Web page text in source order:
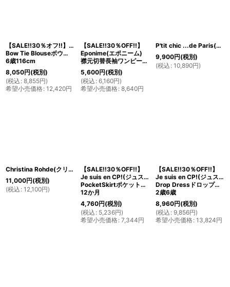
【SALE!!30％オフ!!】Hucklebones(ハックルボーンズ)
Bow Tie Blouseボウタイブラス(リバティプリント エリザズEliza's)
6歳116cm
8,050円(税別)
(税込 : 8,855円)
希望小売価格: 12,420円
【SALE!!30％OFF!!】
Eponime(エポニーム)
襟元切替長袖ワンピース(リバティプリント)4歳100cm
5,600円(税別)
(税込 : 6,160円)
希望小売価格: 8,640円
P'tit chic ...de Paris(プチシックデパリ) 切替ワンピース（リバティプリント トゥルーリー・スクランプシャス Truly Scrumptious)2歳86cm
9,900円(税別)
(税込 : 10,890円)
Christina Rohde(クリスティーナ・ローデ)Dress A Ballon長袖バルーンワンピース8歳130cm
11,000円(税別)
(税込 : 12,100円)
【SALE!!30％OFF!!】
Je suis en CP!(ジュスィザンセーペー)
PocketSkirtポケットスカート(ハニーコーデュローイ)
12か月
4,760円(税別)
(税込 : 5,236円)
希望小売価格: 7,344円
【SALE!!30％OFF!!】
Je suis en CP!(ジュスィザンセーペー)
Drop Dressドロップドレス(ブラウン×リバティプリント)
2歳6歳
8,960円(税別)
(税込 : 9,856円)
希望小売価格: 13,824円